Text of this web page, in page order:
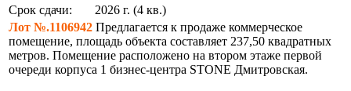
Срок сдачи:
2026 г. (4 кв.)
Лот №.1106942 Предлагается к продаже коммерческое
помещение, площадь объекта составляет 237,50 квадратных
метров. Помещение расположено на втором этаже первой
очереди корпуса 1 бизнес-центра STONE Дмитровская.